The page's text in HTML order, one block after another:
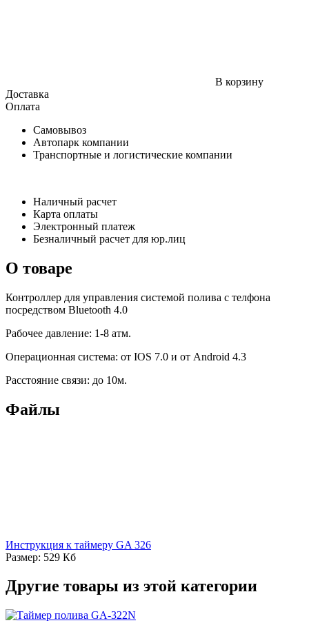
В корзину
Доставка
Оплата
Самовывоз
Автопарк компании
Транспортные и логистические компании
Наличный расчет
Карта оплаты
Электронный платеж
Безналичный расчет для юр.лиц
О товаре
Контроллер для управления системой полива с телфона
посредством Bluetooth 4.0
Рабочее давление: 1-8 атм.
Операционная система: от IOS 7.0 и от Android 4.3
Расстояние связи: до 10м.
Файлы
Инструкция к таймеру GA 326
Размер: 529 Кб
Другие товары из этой категории